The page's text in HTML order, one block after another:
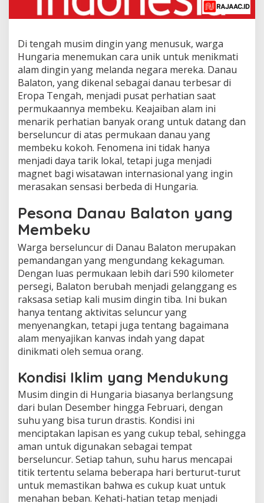
Di tengah musim dingin yang menusuk, warga
Hungaria menemukan cara unik untuk menikmati
alam dingin yang melanda negara mereka. Danau
Balaton, yang dikenal sebagai danau terbesar di
Eropa Tengah, menjadi pusat perhatian saat
permukaannya membeku. Keajaiban alam ini
menarik perhatian banyak orang untuk datang dan
berseluncur di atas permukaan danau yang
membeku kokoh. Fenomena ini tidak hanya
menjadi daya tarik lokal, tetapi juga menjadi
magnet bagi wisatawan internasional yang ingin
merasakan sensasi berbeda di Hungaria.
Pesona Danau Balaton yang
Membeku
Warga berseluncur di Danau Balaton merupakan
pemandangan yang mengundang kekaguman.
Dengan luas permukaan lebih dari 590 kilometer
persegi, Balaton berubah menjadi gelanggang es
raksasa setiap kali musim dingin tiba. Ini bukan
hanya tentang aktivitas seluncur yang
menyenangkan, tetapi juga tentang bagaimana
alam menyajikan kanvas indah yang dapat
dinikmati oleh semua orang.
Kondisi Iklim yang Mendukung
Musim dingin di Hungaria biasanya berlangsung
dari bulan Desember hingga Februari, dengan
suhu yang bisa turun drastis. Kondisi ini
menciptakan lapisan es yang cukup tebal, sehingga
aman untuk digunakan sebagai tempat
berseluncur. Setiap tahun, suhu harus mencapai
titik tertentu selama beberapa hari berturut-turut
untuk memastikan bahwa es cukup kuat untuk
menahan beban. Kehati-hatian tetap menjadi